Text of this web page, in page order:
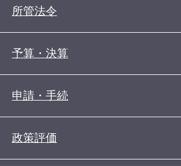
所管法令
予算・決算
申請・手続
政策評価